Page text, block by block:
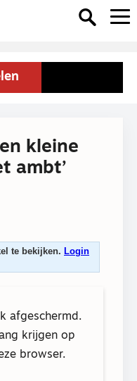
kleine
ambt’
te bekijken. Login
afgeschermd.
krijgen op
browser.